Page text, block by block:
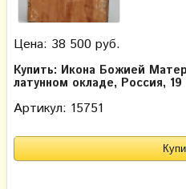
Цена: 38 500 руб.
Купить: Икона Божией
латунном окладе, Россия, 19
Артикул: 15751